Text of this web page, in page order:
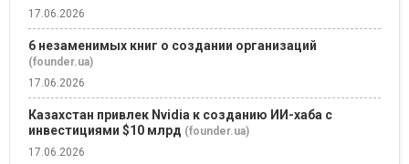
17.06.2026
6 незаменимых книг о создании организаций
(founder.ua)
17.06.2026
Казахстан привлек Nvidia к созданию ИИ-хаба с
инвестициями $10 млрд (founder.ua)
17.06.2026